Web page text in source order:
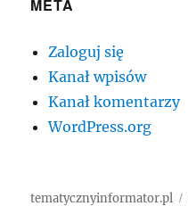
META
Zaloguj się
Kanał wpisów
Kanał komentarzy
WordPress.org
tematycznyinformator.pl